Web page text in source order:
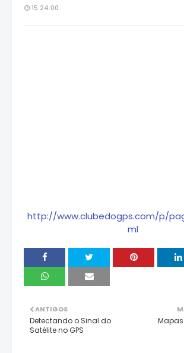
15:24:00
http://www.clubedogps.com/p/
ml
Mapas
ANTIGOS
Detectando o Sinal do
Satélite no GPS